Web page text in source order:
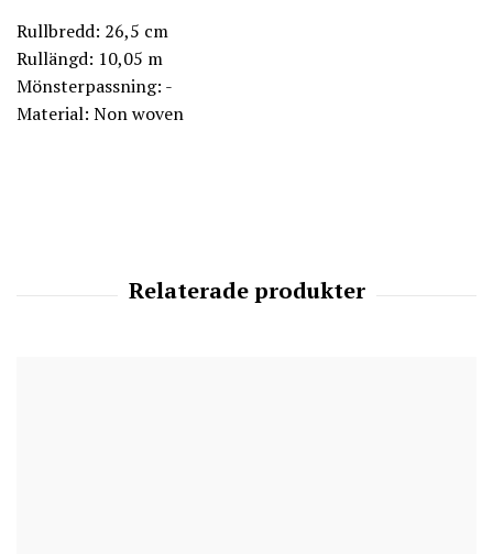
Rullbredd: 26,5 cm
Rullängd: 10,05 m
Mönsterpassning: -
Material: Non woven